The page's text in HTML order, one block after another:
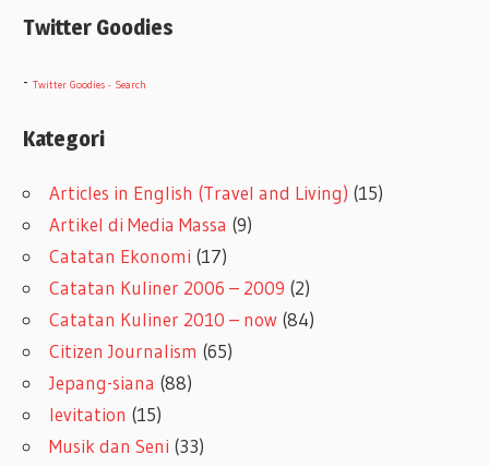
Twitter Goodies
-Twitter Goodies - Search
Kategori
Articles in English (Travel and Living) (15)
Artikel di Media Massa (9)
Catatan Ekonomi (17)
Catatan Kuliner 2006 – 2009 (2)
Catatan Kuliner 2010 – now (84)
Citizen Journalism (65)
Jepang-siana (88)
levitation (15)
Musik dan Seni (33)